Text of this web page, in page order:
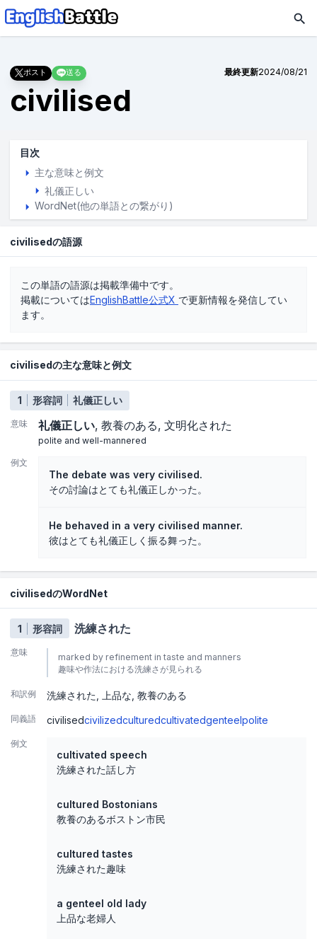
ポスト 送る 最終更新2024/08/21
civilised
目次
主な意味と例文
礼儀正しい
WordNet(他の単語との繋がり)
civilisedの語源
この単語の語源は掲載準備中です。
掲載についてはEnglishBattle公式X で更新情報を発信してい
ます。
civilisedの主な意味と例文
1 形容詞 礼儀正しい
意味 礼儀正しい 教養のある 文明化された
polite and well-mannered
例文
The debate was very civilised.
その討論はとても礼儀正しかった。
He behaved in a very civilised manner.
彼はとても礼儀正しく振る舞った。
civilisedのWordNet
1 形容詞 洗練された
意味
marked by refinement in taste and manners
趣味や作法における洗練さが見られる
和訳例 洗練された 上品な 教養のある
同義語 civilisedcivilizedculturedcultivatedgenteelpolite
例文
cultivated speech
洗練された話し方
cultured Bostonians
教養のあるボストン市民
cultured tastes
洗練された趣味
a genteel old lady
上品な老婦人